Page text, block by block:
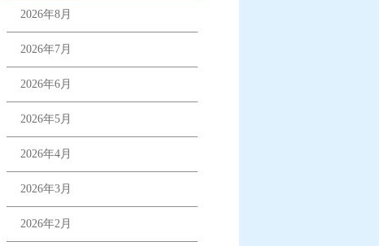
2026年8月
2026年7月
2026年6月
2026年5月
2026年4月
2026年3月
2026年2月